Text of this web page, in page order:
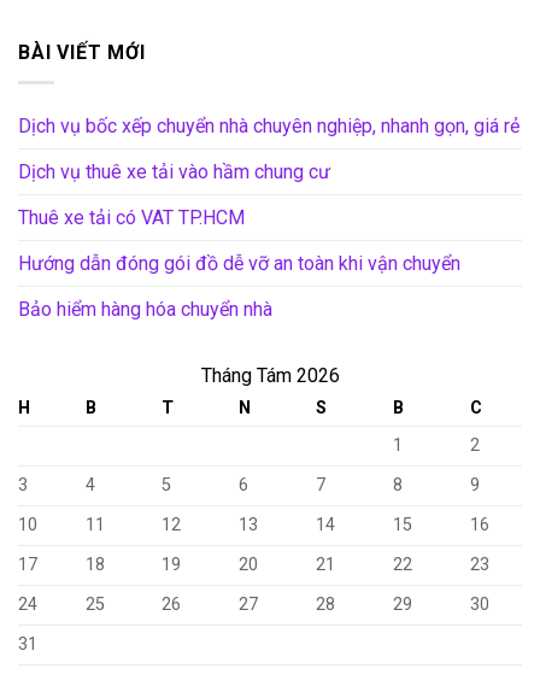
BÀI VIẾT MỚI
Dịch vụ bốc xếp chuyển nhà chuyên nghiệp, nhanh gọn, giá rẻ
Dịch vụ thuê xe tải vào hầm chung cư
Thuê xe tải có VAT TP.HCM
Hướng dẫn đóng gói đồ dễ vỡ an toàn khi vận chuyển
Bảo hiểm hàng hóa chuyển nhà
Tháng Tám 2026
H B T N S B
C
1
2
3
4 5 6 7 8
9
10
11 12 13 14 15
16
17
18 19 20 21 22
23
24
25 26 27 28 29
30
31